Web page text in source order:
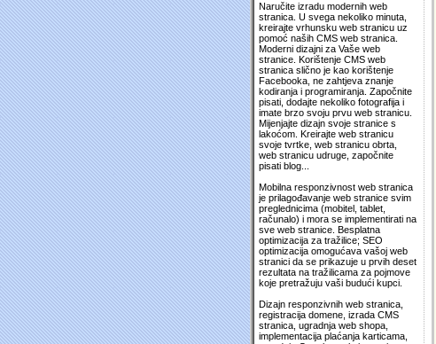
Naručite izradu modernih web
stranica. U svega nekoliko minuta,
kreirajte vrhunsku web stranicu uz
pomoć naših CMS web stranica.
Moderni dizajni za Vaše web
stranice. Korištenje CMS web
stranica slično je kao korištenje
Facebooka, ne zahtjeva znanje
kodiranja i programiranja. Započnite
pisati, dodajte nekoliko fotografija i
imate brzo svoju prvu web stranicu.
Mijenjajte dizajn svoje stranice s
lakoćom. Kreirajte web stranicu
svoje tvrtke, web stranicu obrta,
web stranicu udruge, započnite
pisati blog...
Mobilna responzivnost web stranica
je prilagođavanje web stranice svim
preglednicima (mobitel, tablet,
računalo) i mora se implementirati na
sve web stranice. Besplatna
optimizacija za tražilice; SEO
optimizacija omogućava vašoj web
stranici da se prikazuje u prvih deset
rezultata na tražilicama za pojmove
koje pretražuju vaši budući kupci.
Dizajn responzivnih web stranica,
registracija domene, izrada CMS
stranica, ugradnja web shopa,
implementacija plaćanja karticama,